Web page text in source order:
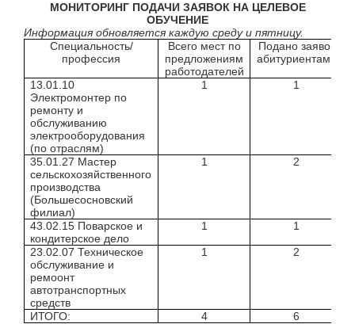
МОНИТОРИНГ ПОДАЧИ ЗАЯВОК НА ЦЕЛЕВОЕ
ОБУЧЕНИЕ
Информация обновляется каждую среду и пятницу.
Специальность/
профессия
Всего мест по
предложениям
работодателей
Подано заявок
абитуриентами
13.01.10
Электромонтер по
ремонту и
обслуживанию
электрооборудования
(по отраслям)
1 1
35.01.27 Мастер
сельскохозяйственного
производства
(Большесосновский
филиал)
1 2
43.02.15 Поварское и
кондитерское дело
1 1
23.02.07 Техническое
обслуживание и
ремоонт
автотранспортных
средств
1 2
ИТОГО: 4 6